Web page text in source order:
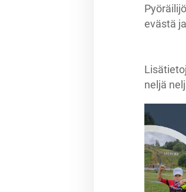
evästä
neljä